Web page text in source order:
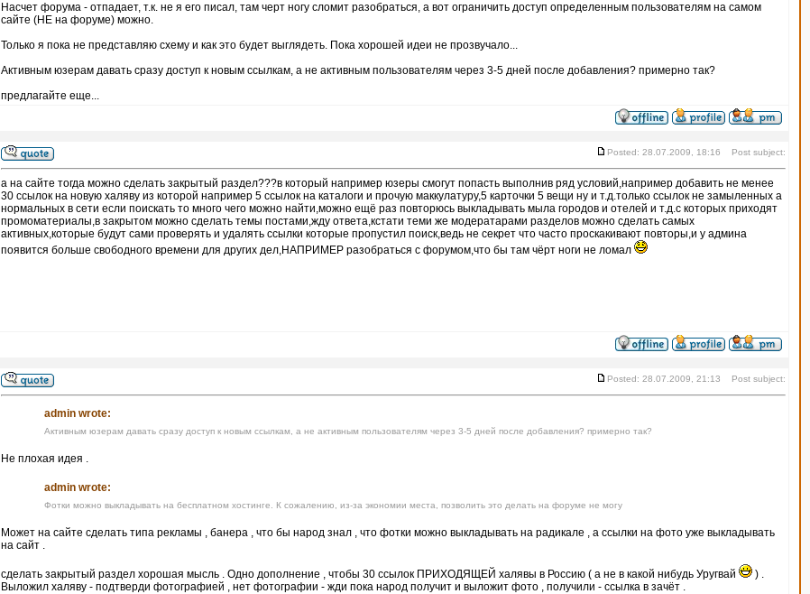
Насчет форума - отпадает, т.к. не я его писал, там черт ногу сломит разобраться, а вот ограничить доступ определенным пользователям на самом
сайте (НЕ на форуме) можно.
Только я пока не представляю схему и как это будет выглядеть. Пока хорошей идеи не прозвучало...
Активным юзерам давать сразу доступ к новым ссылкам, а не активным пользователям через 3-5 дней после добавления? примерно так?
предлагайте еще...
Posted: 28.07.2009, 18:16 Post subject:
а на сайте тогда можно сделать закрытый раздел???в который например юзеры смогут попасть выполнив ряд условий,например добавить не менее
30 ссылок на новую халяву из которой например 5 ссылок на каталоги и прочую маккулатуру,5 карточки 5 вещи ну и т.д.только ссылок не замыленных а
нормальных в сети если поискать то много чего можно найти,можно ещё раз повторюсь выкладывать мыла городов и отелей и т.д.с которых приходят
промоматериалы,в закрытом можно сделать темы постами,жду ответа,кстати теми же модератарами разделов можно сделать самых
активных,которые будут сами проверять и удалять ссылки которые пропустил поиск,ведь не секрет что часто проскакивают повторы,и у админа
появится больше свободного времени для других дел,НАПРИМЕР разобраться с форумом,что бы там чёрт ноги не ломал
Posted: 28.07.2009, 21:13 Post subject:
admin wrote:
Активным юзерам давать сразу доступ к новым ссылкам, а не активным пользователям через 3-5 дней после добавления? примерно так?
Не плохая идея .
admin wrote:
Фотки можно выкладывать на бесплатном хостинге. К сожалению, из-за экономии места, позволить это делать на форуме не могу
Может на сайте сделать типа рекламы , банера , что бы народ знал , что фотки можно выкладывать на радикале , а ссылки на фото уже выкладывать
на сайт .
сделать закрытый раздел хорошая мысль . Одно дополнение , чтобы 30 ссылок ПРИХОДЯЩЕЙ халявы в Россию ( а не в какой нибудь Уругвай
) .
Выложил халяву - подтверди фотографией , нет фотографии - жди пока народ получит и выложит фото , получили - ссылка в зачёт .